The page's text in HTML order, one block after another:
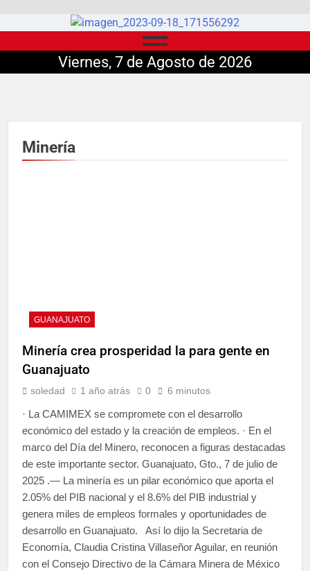
Viernes, 7 de Agosto de 2026
Minería
GUANAJUATO
Minería crea prosperidad la para gente en
Guanajuato
soledad 1 año atrás 0 6 minutos
· La CAMIMEX se compromete con el desarrollo
económico del estado y la creación de empleos. · En el
marco del Día del Minero, reconocen a figuras destacadas
de este importante sector. Guanajuato, Gto., 7 de julio de
2025 .— La minería es un pilar económico que aporta el
2.05% del PIB nacional y el 8.6% del PIB industrial y
genera miles de empleos formales y oportunidades de
desarrollo en Guanajuato. Así lo dijo la Secretaria de
Economía, Claudia Cristina Villaseñor Aguilar, en reunión
con el Consejo Directivo de la Cámara Minera de México